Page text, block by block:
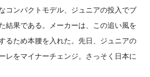
コンパクトモデル、ジュニアの投入でブ
結果である。メーカーは、この追い風を
るため本腰を入れた。先日、ジュニアの
レをマイナーチェンジ。さっそく日本に